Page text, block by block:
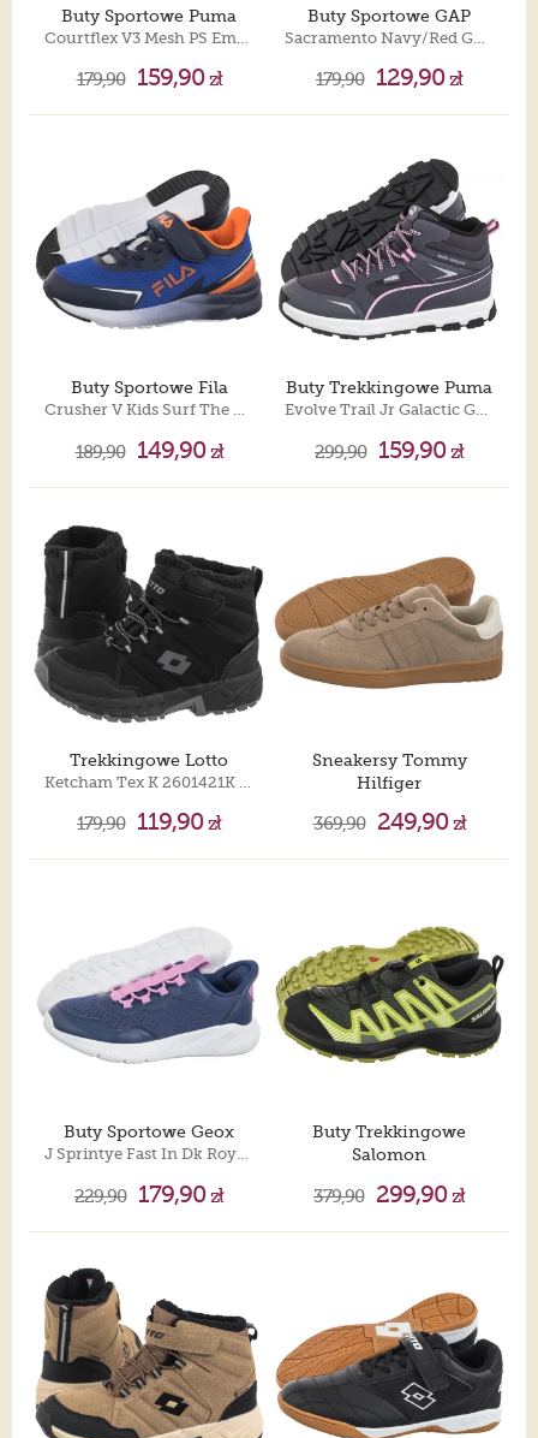
Buty Sportowe Puma
179,90 159,90zł
Buty Sportowe GAP
Sacramento Navy/Red GPK6150050290
179,90 129,90zł
Buty Sportowe Fila
Crusher V Kids Surf The Web/Scarlet Ibis FFK0076.53370
189,90 149,90zł
Buty Trekkingowe Puma
Evolve Trail Jr Galactic Gray-Mauved Out 397644-03
299,90 159,90zł
Trekkingowe Lotto
179,90 119,90zł
Sneakersy Tommy
Hilfiger
369,90 249,90zł
Buty Sportowe Geox
J Sprintye Fast In Dk Royal/Dk Pink J65NTA 01454 C4R8F
229,90 179,90zł
Buty Trekkingowe
Salomon
379,90 299,90zł